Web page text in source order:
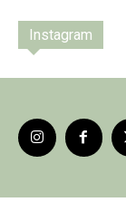
Instagram